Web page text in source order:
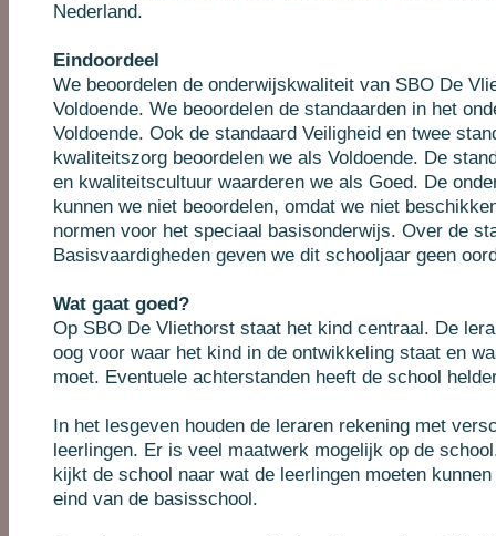
Nederland.
Eindoordeel
We beoordelen de onderwijskwaliteit van SBO De
Voldoende. We beoordelen de standaarden in het
Voldoende. Ook de standaard Veiligheid en twee
kwaliteitszorg beoordelen we als Voldoende. De
en kwaliteitscultuur waarderen we als Goed. De
kunnen we niet beoordelen, omdat we niet
normen voor het speciaal basisonderwijs. Over de
Basisvaardigheden geven we dit schooljaar geen
Wat gaat goed?
Op SBO De Vliethorst staat het kind centraal. De
oog voor waar het kind in de ontwikkeling staat en
moet. Eventuele achterstanden heeft de school
In het lesgeven houden de leraren rekening met
leerlingen. Er is veel maatwerk mogelijk op de
kijkt de school naar wat de leerlingen moeten
eind van de basisschool.